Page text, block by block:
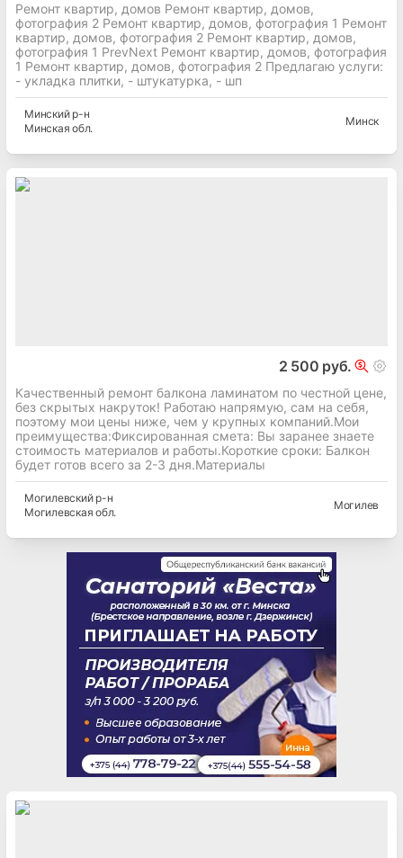
Ремонт квартир, домов Ремонт квартир, домов,
фотография 2 Ремонт квартир, домов, фотография 1 Ремонт
квартир, домов, фотография 2 Ремонт квартир, домов,
фотография 1 PrevNext Ремонт квартир, домов, фотография
1 Ремонт квартир, домов, фотография 2 Предлагаю услуги:
- укладка плитки, - штукатурка, - шп
Минскийр-н
Минская обл.
Минск
2 500 руб.
Качественный ремонт балкона ламинатом по честной цене,
без скрытых накруток! Работаю напрямую, сам на себя,
поэтому мои цены ниже, чем у крупных компаний.Мои
преимущества:Фиксированная смета: Вы заранее знаете
стоимость материалов и работы.Короткие сроки: Балкон
будет готов всего за 2-3 дня.Материалы
Могилевскийр-н
Могилевская обл.
Могилев